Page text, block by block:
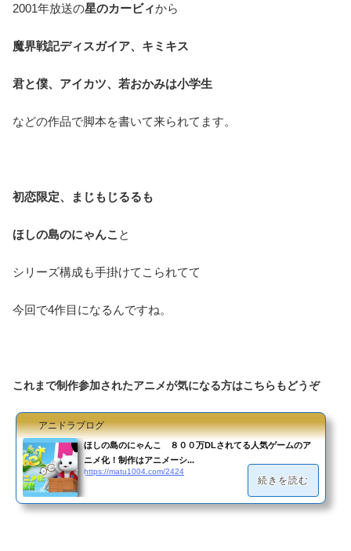
2001年放送の星のカービィから
魔界戦記ディスガイア、キミキス
君と僕、アイカツ、若おかみは小学生
などの作品で脚本を書いて来られてます。
初恋限定、まじもじるるも
ほしの島のにゃんこ と
シリーズ構成も手掛けてこられてて
今回で4作目になるんですね。
これまで制作参加されたアニメが気になる方はこちらもどうぞ
アニドラブログ
ほしの島のにゃんこ ８００万DLされてる人気ゲームのア
ニメ化！制作はアニメーシ...
https://matu1004.com/2424
続きを読む